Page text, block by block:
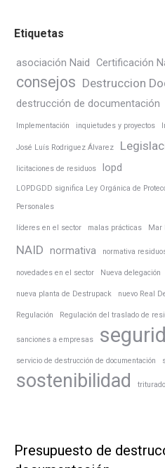
Etiquetas
asociación Naid Certificación
consejos Destruccion
destrucción de documentación
Implementación inquietudes y proyectos
José Luís Rodriguez Álvarez
licitaciones de residuos lopd
LOPDGDD significa Ley Orgánica de
Personales
líderes en el sector malas prácticas Mar
NAID normativa normativa
novedades en el sector Nueva delegación
nueva planta de Destrupack nuevo Real
Regulación Regulación del traslado de
sanciones a empresas
servicio de destrucción de documentación
sostenibilidad
Presupuesto de